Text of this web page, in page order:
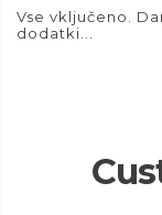
Vse vključeno.
dodatki...